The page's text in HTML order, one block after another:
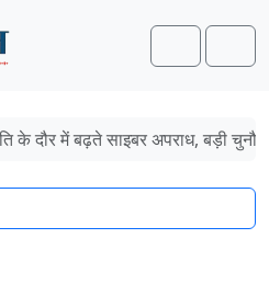
Search
के दौर में बढ़ते साइबर अपराध, बड़ी